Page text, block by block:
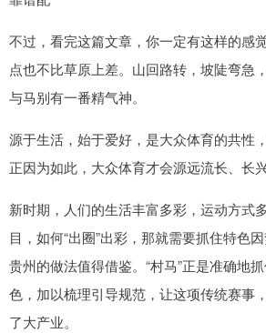
不过，看完这篇文章，你一定有这样的感
点也不比草原上差。山回路转，坡陡弯急
与马别有一番精气神。
源于生活，始于爱好，是大众体育的共性
正因为如此，大众体育才会源远流长、长兴
新时期，人们的生活丰富多彩，运动方式
目，如何“出圈”出彩，那就需要抓住特色
贵州的做法值得借鉴。“村马”正是准确地
色，加以梳理引导规范，让这项传统赛事
了大产业。